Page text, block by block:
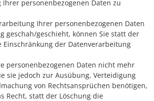
Ihrer personenbezogenen Daten zu
Ihrer personenbezogenen Daten
geschah/geschieht, können Sie statt der
Einschränkung der Datenverarbeitung
personenbezogenen Daten nicht mehr
sie jedoch zur Ausübung, Verteidigung
von Rechtsansprüchen benötigen,
Recht, statt der Löschung die